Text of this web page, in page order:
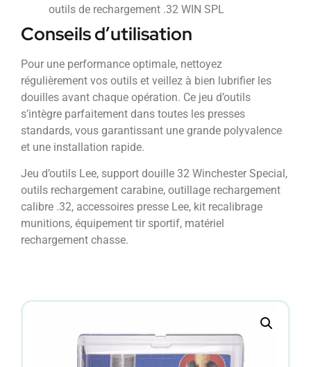
outils de rechargement .32 WIN SPL
Conseils d’utilisation
Pour une performance optimale, nettoyez
régulièrement vos outils et veillez à bien lubrifier les
douilles avant chaque opération. Ce jeu d’outils
s’intègre parfaitement dans toutes les presses
standards, vous garantissant une grande polyvalence
et une installation rapide.
Jeu d’outils Lee, support douille 32 Winchester Special,
outils rechargement carabine, outillage rechargement
calibre .32, accessoires presse Lee, kit recalibrage
munitions, équipement tir sportif, matériel
rechargement chasse.